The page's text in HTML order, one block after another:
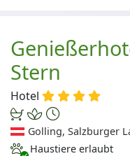
Stern
Hotel
Golling, Salzburger
Haustiere erlaubt
Haustiere erlaubt